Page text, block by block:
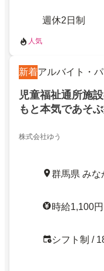
週休2日制
人気
新着アルバイト・パ
児童福祉通所施
もと本気であそ
株式会社ゆう
群馬県 みな
時給1,100
シフト制 /